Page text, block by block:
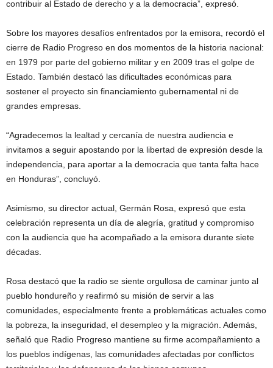
contribuir al Estado de derecho y a la democracia”, expresó.
Sobre los mayores desafíos enfrentados por la emisora, recordó el
cierre de Radio Progreso en dos momentos de la historia nacional:
en 1979 por parte del gobierno militar y en 2009 tras el golpe de
Estado. También destacó las dificultades económicas para
sostener el proyecto sin financiamiento gubernamental ni de
grandes empresas.
“Agradecemos la lealtad y cercanía de nuestra audiencia e
invitamos a seguir apostando por la libertad de expresión desde la
independencia, para aportar a la democracia que tanta falta hace
en Honduras”, concluyó.
Asimismo, su director actual, Germán Rosa, expresó que esta
celebración representa un día de alegría, gratitud y compromiso
con la audiencia que ha acompañado a la emisora durante siete
décadas.
Rosa destacó que la radio se siente orgullosa de caminar junto al
pueblo hondureño y reafirmó su misión de servir a las
comunidades, especialmente frente a problemáticas actuales como
la pobreza, la inseguridad, el desempleo y la migración. Además,
señaló que Radio Progreso mantiene su firme acompañamiento a
los pueblos indígenas, las comunidades afectadas por conflictos